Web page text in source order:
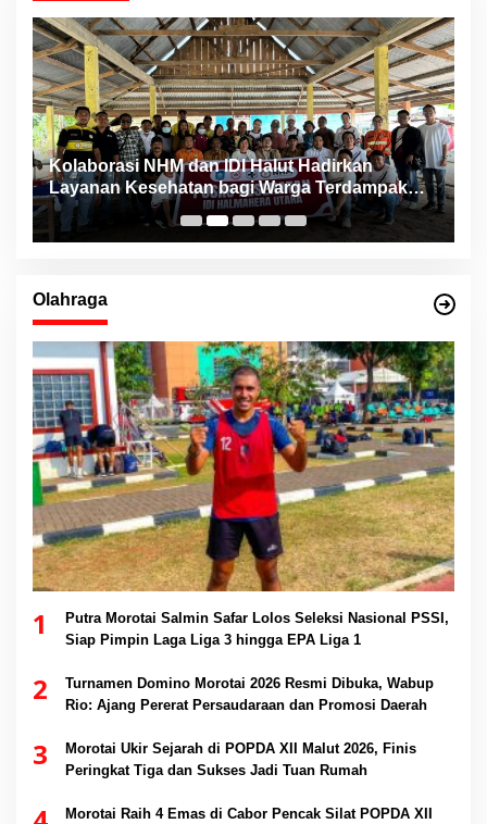
Kolaborasi NHM dan IDI Halut Hadirkan
Layanan Kesehatan bagi Warga Terdampak
Bencana Kao Barat
Olahraga
1
Putra Morotai Salmin Safar Lolos Seleksi Nasional PSSI,
Siap Pimpin Laga Liga 3 hingga EPA Liga 1
2
Turnamen Domino Morotai 2026 Resmi Dibuka, Wabup
Rio: Ajang Pererat Persaudaraan dan Promosi Daerah
3
Morotai Ukir Sejarah di POPDA XII Malut 2026, Finis
Peringkat Tiga dan Sukses Jadi Tuan Rumah
Morotai Raih 4 Emas di Cabor Pencak Silat POPDA XII